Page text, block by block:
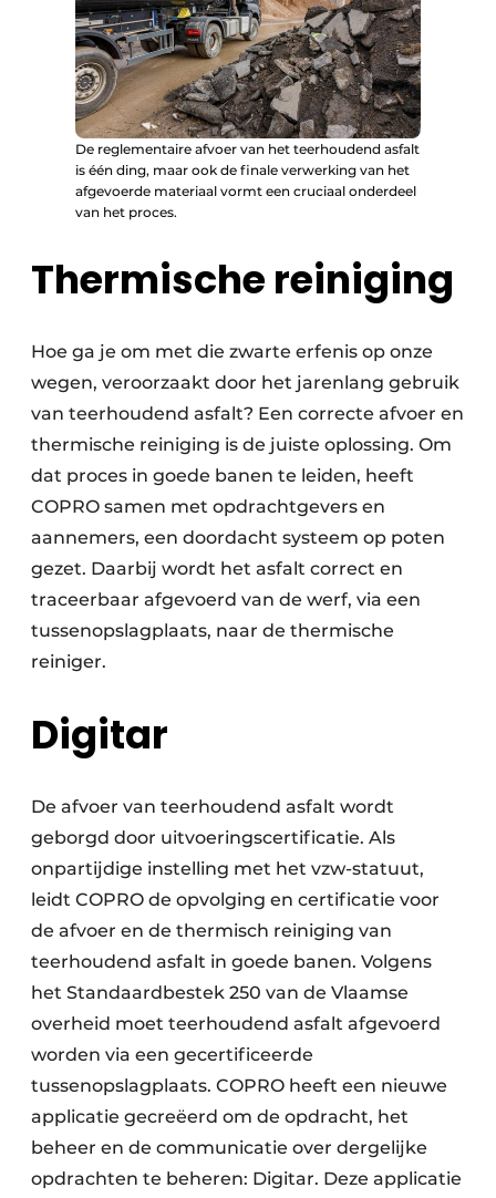
De reglementaire afvoer van het teerhoudend asfalt
is één ding, maar ook de finale verwerking van het
afgevoerde materiaal vormt een cruciaal onderdeel
van het proces.
Thermische reiniging
Hoe ga je om met die zwarte erfenis op onze
wegen, veroorzaakt door het jarenlang gebruik
van teerhoudend asfalt? Een correcte afvoer en
thermische reiniging is de juiste oplossing. Om
dat proces in goede banen te leiden, heeft
COPRO samen met opdrachtgevers en
aannemers, een doordacht systeem op poten
gezet. Daarbij wordt het asfalt correct en
traceerbaar afgevoerd van de werf, via een
tussenopslagplaats, naar de thermische
reiniger.
Digitar
De afvoer van teerhoudend asfalt wordt
geborgd door uitvoeringscertificatie. Als
onpartijdige instelling met het vzw-statuut,
leidt COPRO de opvolging en certificatie voor
de afvoer en de thermisch reiniging van
teerhoudend asfalt in goede banen. Volgens
het Standaardbestek 250 van de Vlaamse
overheid moet teerhoudend asfalt afgevoerd
worden via een gecertificeerde
tussenopslagplaats. COPRO heeft een nieuwe
applicatie gecreëerd om de opdracht, het
beheer en de communicatie over dergelijke
opdrachten te beheren: Digitar. Deze applicatie